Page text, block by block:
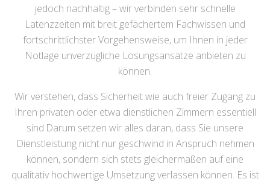
jedoch nachhaltig – wir verbinden sehr schnelle
Latenzzeiten mit breit gefächertem Fachwissen und
fortschrittlichster Vorgehensweise, um Ihnen in jeder
Notlage unverzügliche Lösungsansätze anbieten zu
können.
Wir verstehen, dass Sicherheit wie auch freier Zugang zu
Ihren privaten oder etwa dienstlichen Zimmern essentiell
sind.Darum setzen wir alles daran, dass Sie unsere
Dienstleistung nicht nur geschwind in Anspruch nehmen
können, sondern sich stets gleichermaßen auf eine
qualitativ hochwertige Umsetzung verlassen können. Es ist